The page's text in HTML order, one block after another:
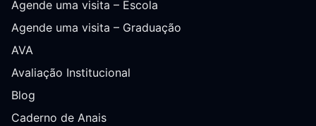
Agende uma visita – Escola
Agende uma visita – Graduação
AVA
Avaliação Institucional
Blog
Caderno de Anais